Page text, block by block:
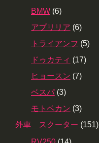
BMW (6)
アプリリア (6)
トライアンフ (5)
ドゥカティ (17)
ヒョースン (7)
ベスパ (3)
モトベカン (3)
外車 スクーター (151)